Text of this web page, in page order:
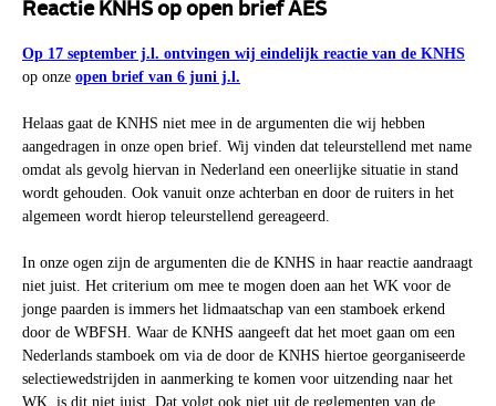
Reactie KNHS op open brief AES
Op 17 september j.l. ontvingen wij eindelijk reactie van de KNHS
op onze open brief van 6 juni j.l.
Helaas gaat de KNHS niet mee in de argumenten die wij hebben
aangedragen in onze open brief. Wij vinden dat teleurstellend met name
omdat als gevolg hiervan in Nederland een oneerlijke situatie in stand
wordt gehouden. Ook vanuit onze achterban en door de ruiters in het
algemeen wordt hierop teleurstellend gereageerd.
In onze ogen zijn de argumenten die de KNHS in haar reactie aandraagt
niet juist. Het criterium om mee te mogen doen aan het WK voor de
jonge paarden is immers het lidmaatschap van een stamboek erkend
door de WBFSH. Waar de KNHS aangeeft dat het moet gaan om een
Nederlands stamboek om via de door de KNHS hiertoe georganiseerde
selectiewedstrijden in aanmerking te komen voor uitzending naar het
WK, is dit niet juist. Dat volgt ook niet uit de reglementen van de